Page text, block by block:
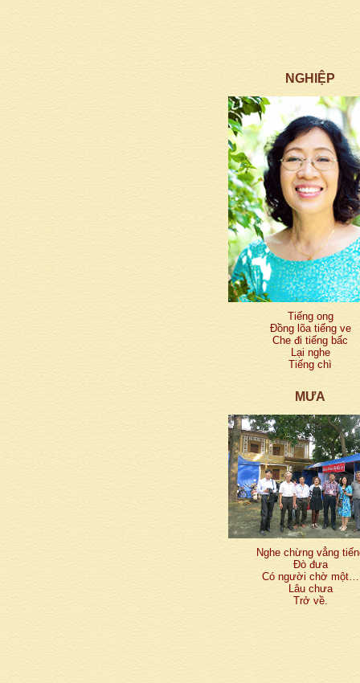
NGHIỆP
Tiếng ong
Đồng lõa tiếng ve
Che đi tiếng bấc
Lại nghe
Tiếng chì
MƯA
Nghe chừng vẳng
Đò đưa
Có người chờ một…
Lâu chưa
Trở về.